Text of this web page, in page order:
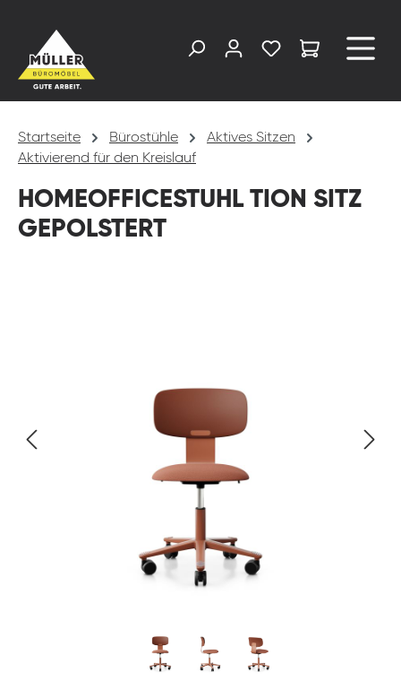
Startseite Bürostühle
Aktives Sitzen
Aktivierend für den Kreislauf
HOMEOFFICESTUHL TION SITZ
GEPOLSTERT